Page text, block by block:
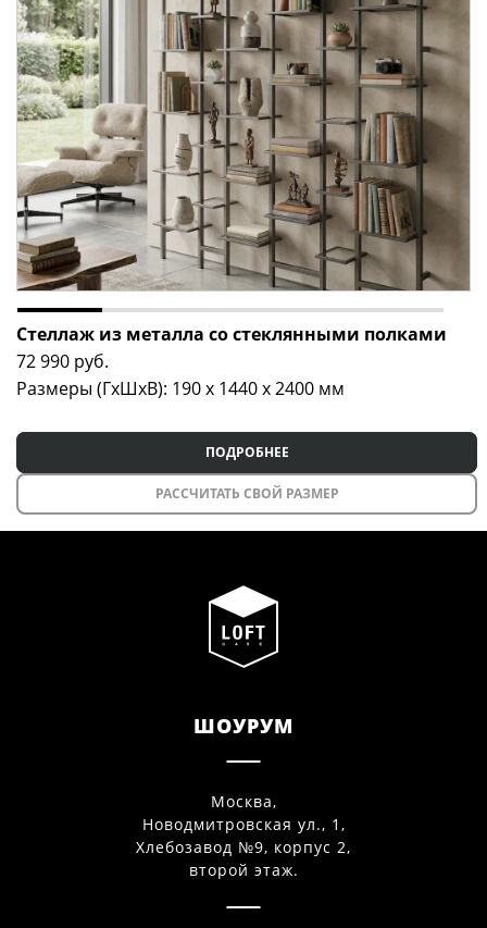
Стеллаж из металла со стеклянными полками
72 990 руб.
Размеры (ГxШxВ): 190 x 1440 x 2400 мм
ПОДРОБНЕЕ
РАССЧИТАТЬ СВОЙ РАЗМЕР
ШОУРУМ
Москва,
Новодмитровская ул., 1,
Хлебозавод №9, корпус 2,
второй этаж.